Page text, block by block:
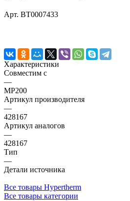
Арт. BT0007433
Характеристики
Совместим с
—
MP200
Артикул производителя
—
428167
Артикул аналогов
—
428167
Тип
—
Детали источника
Все товары Hypertherm
Все товары категории